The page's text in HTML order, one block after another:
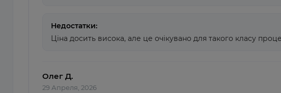
Олег Д.
29 Апреля, 2026
Недостатки:
Ціна досить висока, але це очікувано для такого класу